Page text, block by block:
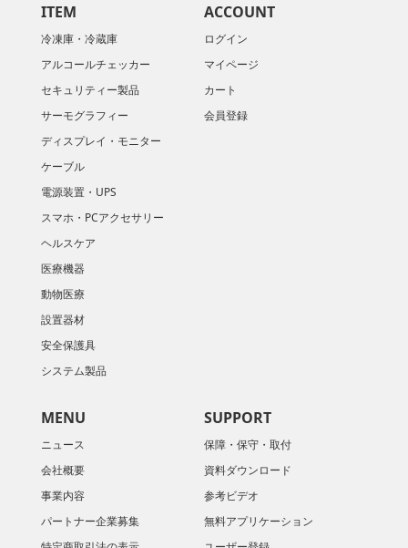
ITEM
冷凍庫・冷蔵庫
アルコールチェッカー
セキュリティー製品
サーモグラフィー
ディスプレイ・モニター
ケーブル
電源装置・UPS
スマホ・PCアクセサリー
ヘルスケア
医療機器
動物医療
設置器材
安全保護具
システム製品
ACCOUNT
ログイン
マイページ
カート
会員登録
MENU
ニュース
会社概要
​事業内容
パートナー企業募集
SUPPORT
保障・保守・取付
資料ダウンロード
参考ビデオ
無料アプリケーション